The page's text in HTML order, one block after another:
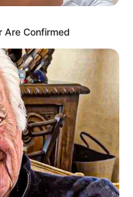
Are Confirmed